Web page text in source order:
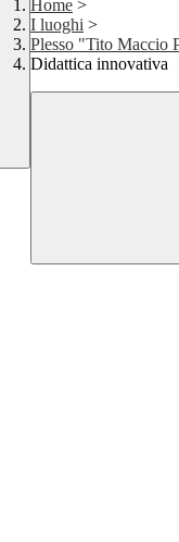
Home >
I luoghi >
Plesso "Tito Maccio
Didattica innovativa